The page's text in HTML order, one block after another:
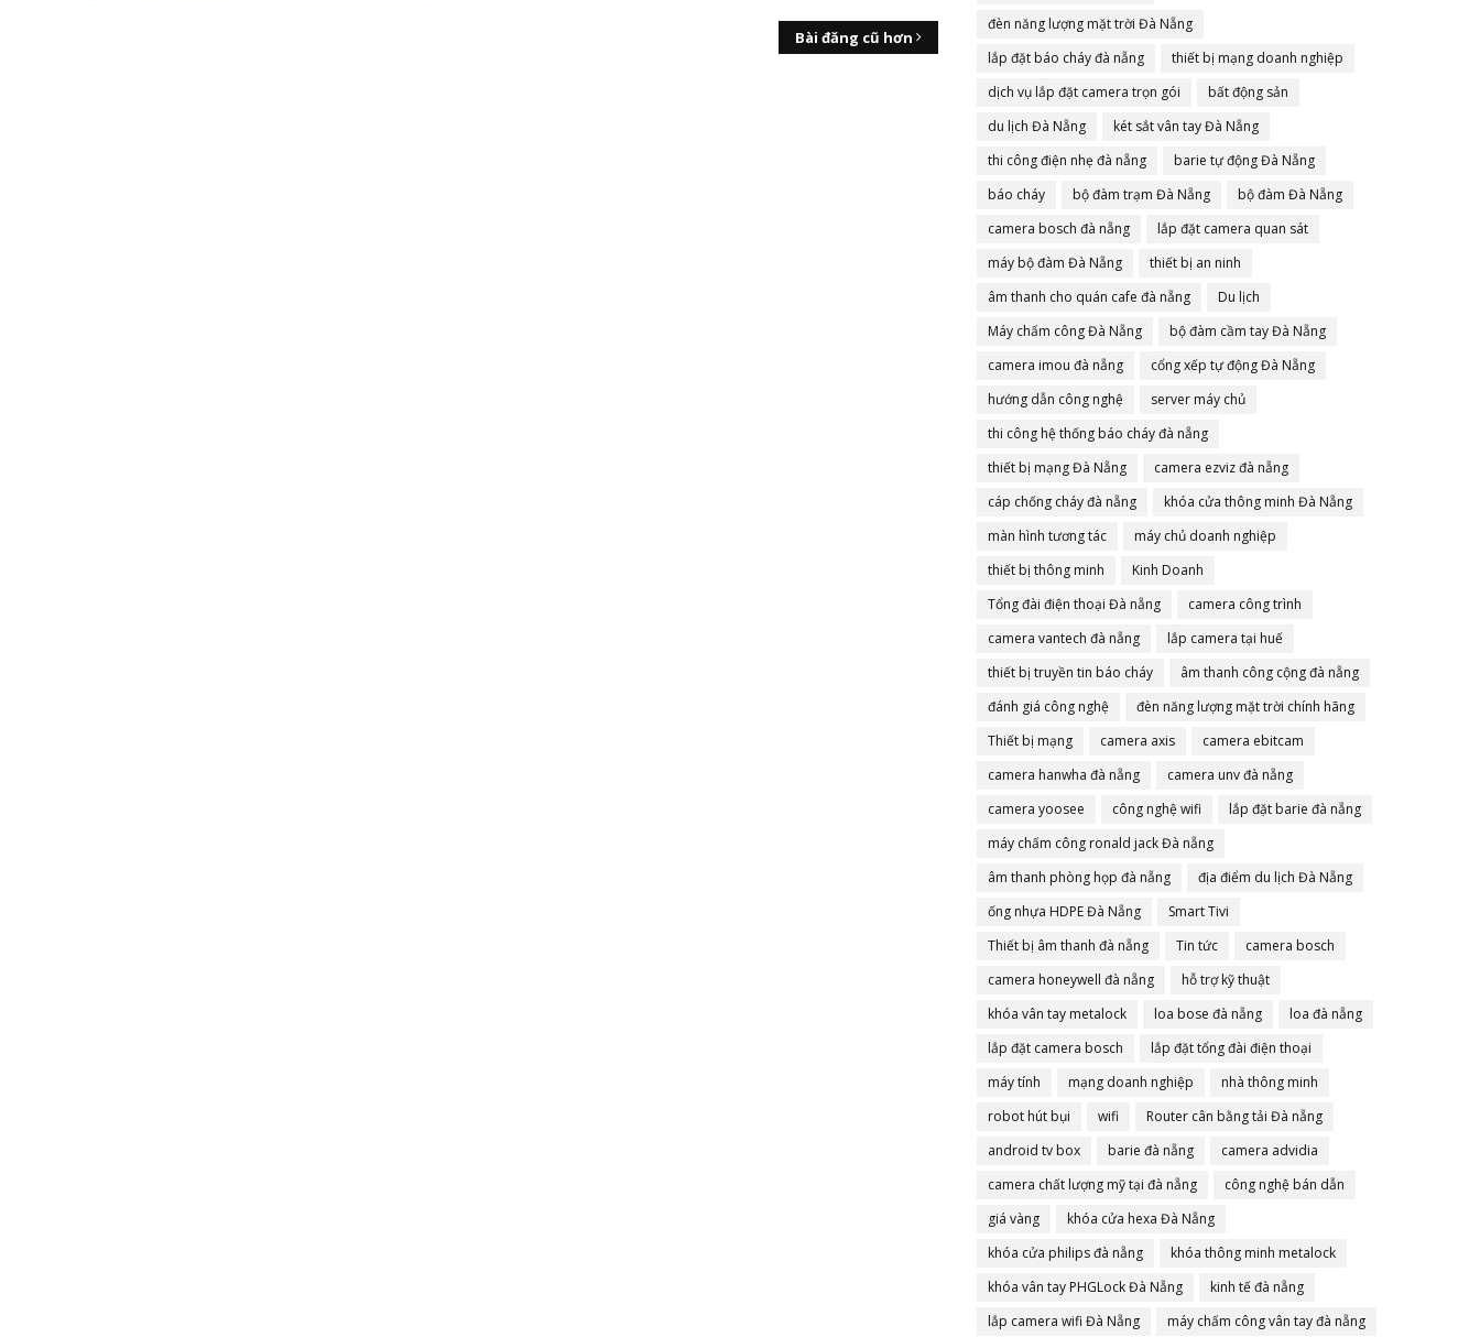
Bài đăng cũ hơn
đèn năng lượng mặt trời Đà Nẵng
lắp đặt báo cháy đà nẵng
thiết bị mạng doanh nghiệp
dịch vụ lắp đặt camera trọn gói
bất động sản
du lịch Đà Nẵng
két sắt vân tay Đà Nẵng
thi công điện nhẹ đà nẵng
barie tự động Đà Nẵng
báo cháy
bộ đàm trạm Đà Nẵng
bộ đàm Đà Nẵng
camera bosch đà nẵng
lắp đặt camera quan sát
máy bộ đàm Đà Nẵng
thiết bị an ninh
âm thanh cho quán cafe đà nẵng
Du lịch
Máy chấm công Đà Nẵng
bộ đàm cầm tay Đà Nẵng
camera imou đà nẵng
cổng xếp tự động Đà Nẵng
hướng dẫn công nghệ
server máy chủ
thi công hệ thống báo cháy đà nẵng
thiết bị mạng Đà Nẵng
camera ezviz đà nẵng
cáp chống cháy đà nẵng
khóa cửa thông minh Đà Nẵng
màn hình tương tác
máy chủ doanh nghiệp
thiết bị thông minh
Kinh Doanh
Tổng đài điện thoại Đà nẵng
camera công trình
camera vantech đà nẵng
lắp camera tại huế
thiết bị truyền tin báo cháy
âm thanh công cộng đà nẵng
đánh giá công nghệ
đèn năng lượng mặt trời chính hãng
Thiết bị mạng
camera axis
camera ebitcam
camera hanwha đà nẵng
camera unv đà nẵng
camera yoosee
công nghệ wifi
lắp đặt barie đà nẵng
máy chấm công ronald jack Đà nẵng
âm thanh phòng họp đà nẵng
địa điểm du lịch Đà Nẵng
ống nhựa HDPE Đà Nẵng
Smart Tivi
Thiết bị âm thanh đà nẵng
Tin tức
camera bosch
camera honeywell đà nẵng
hỗ trợ kỹ thuật
khóa vân tay metalock
loa bose đà nẵng
loa đà nẵng
lắp đặt camera bosch
lắp đặt tổng đài điện thoại
máy tính
mạng doanh nghiệp
nhà thông minh
robot hút bụi
wifi
Router cân bằng tải Đà nẵng
android tv box
barie đà nẵng
camera advidia
camera chất lượng mỹ tại đà nẵng
công nghệ bán dẫn
giá vàng
khóa cửa hexa Đà Nẵng
khóa cửa philips đà nẵng
khóa thông minh metalock
khóa vân tay PHGLock Đà Nẵng
kinh tế đà nẵng
lắp camera wifi Đà Nẵng
máy chấm công vân tay đà nẵng